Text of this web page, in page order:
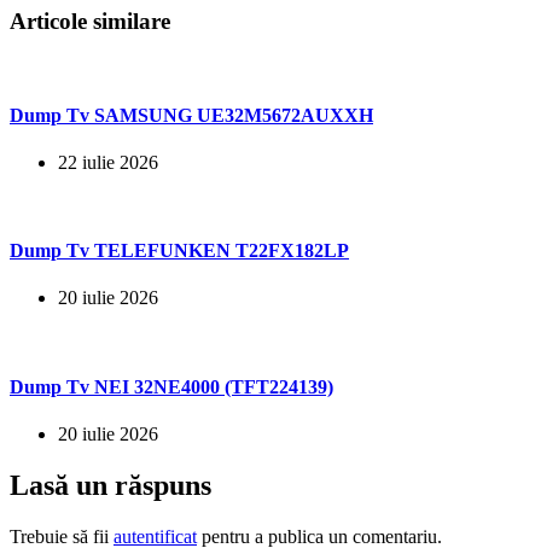
Articole similare
Dump Tv SAMSUNG UE32M5672AUXXH
22 iulie 2026
Dump Tv TELEFUNKEN T22FX182LP
20 iulie 2026
Dump Tv NEI 32NE4000 (TFT224139)
20 iulie 2026
Lasă un răspuns
Trebuie să fii autentificat pentru a publica un comentariu.